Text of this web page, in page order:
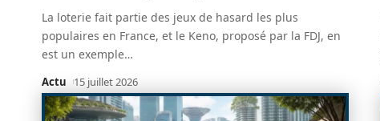
La loterie fait partie des jeux de hasard les plus
populaires en France, et le Keno, proposé par la FDJ, en
est un exemple…
Actu 15 juillet 2026